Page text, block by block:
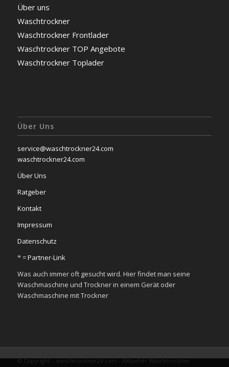
Über uns
Waschtrockner
Waschtrockner Frontlader
Waschtrockner TOP Angebote
Waschtrockner Toplader
Über Uns
service@waschtrockner24.com
waschtrockner24.com
Über Uns
Ratgeber
Kontakt
Impressum
Datenschutz
* =Partner-Link
Was auch immer oft gesucht wird. Hier findet man seine
Waschmaschine und Trockner in einem Gerät oder
Waschmaschine mit Trockner
© Copyright – waschtrockner24.com - Aktueller Waschtrockner